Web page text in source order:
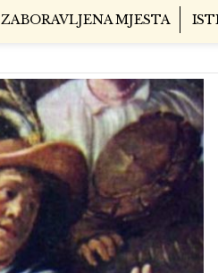
ZABORAVLJENA MJESTA